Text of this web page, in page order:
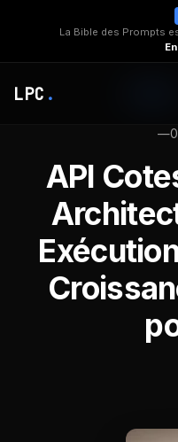
La Bible des Prompts
LPC .
—
API